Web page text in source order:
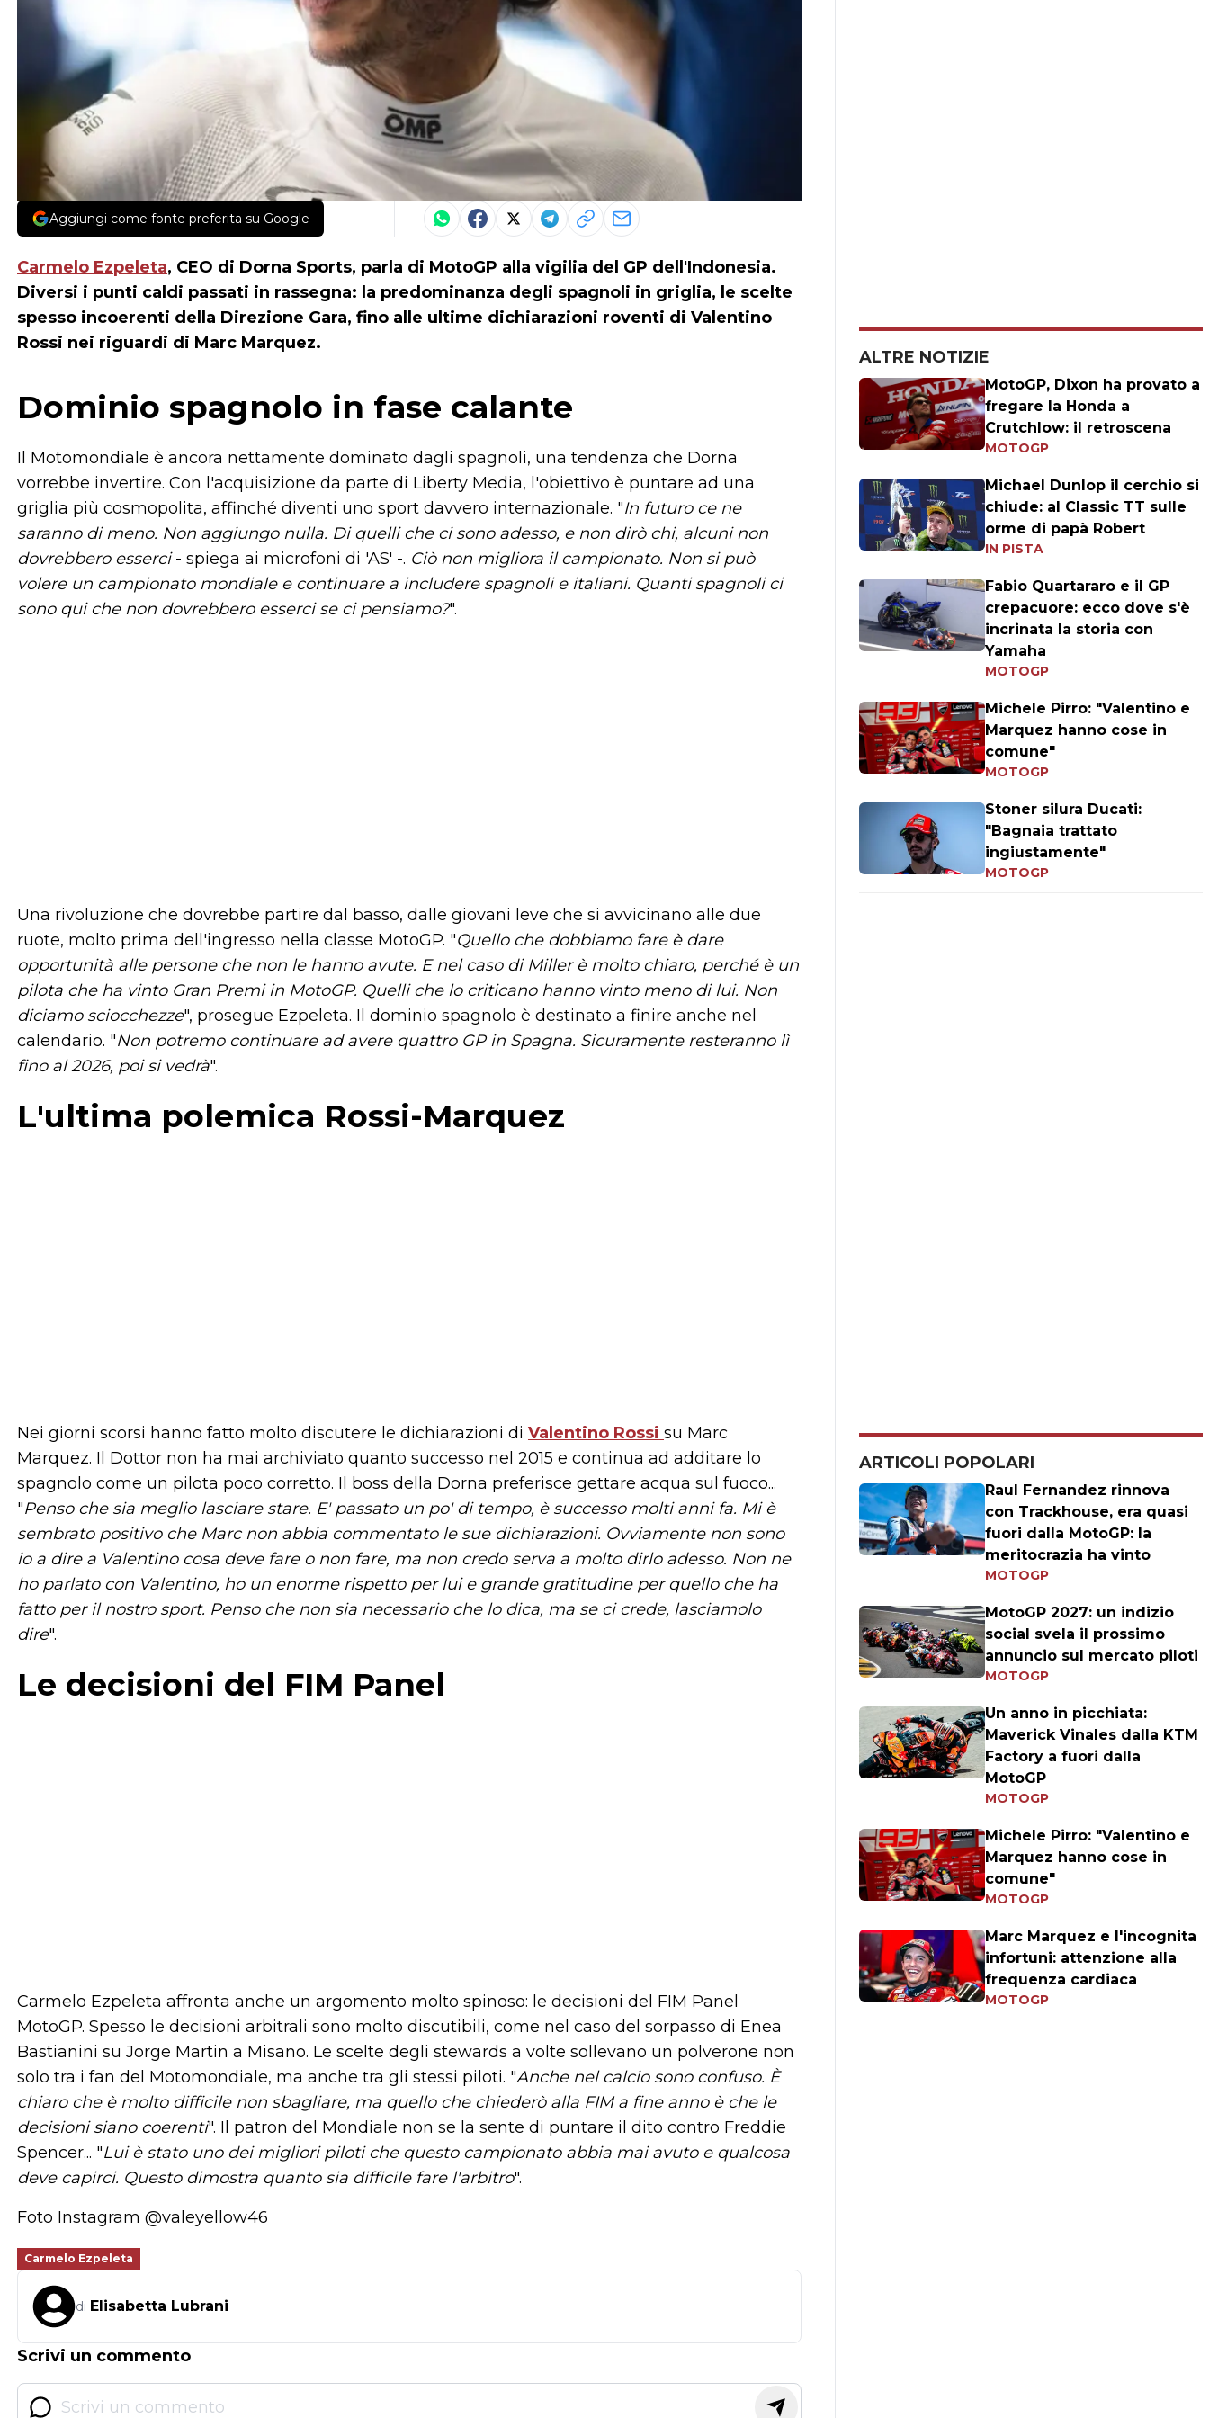
Aggiungi come fonte preferita su Google
Carmelo Ezpeleta, CEO di Dorna Sports, parla di MotoGP alla vigilia del GP dell'Indonesia.
Diversi i punti caldi passati in rassegna: la predominanza degli spagnoli in griglia, le scelte
spesso incoerenti della Direzione Gara, fino alle ultime dichiarazioni roventi di Valentino
Rossi nei riguardi di Marc Marquez.
Dominio spagnolo in fase calante
Il Motomondiale è ancora nettamente dominato dagli spagnoli, una tendenza che Dorna
vorrebbe invertire. Con l'acquisizione da parte di Liberty Media, l'obiettivo è puntare ad una
griglia più cosmopolita, affinché diventi uno sport davvero internazionale. "In futuro ce ne
saranno di meno. Non aggiungo nulla. Di quelli che ci sono adesso, e non dirò chi, alcuni non
dovrebbero esserci- spiega ai microfoni di 'AS' -. Ciò non migliora il campionato. Non si può
volere un campionato mondiale e continuare a includere spagnoli e italiani. Quanti spagnoli ci
sono qui che non dovrebbero esserci se ci pensiamo?".
Una rivoluzione che dovrebbe partire dal basso, dalle giovani leve che si avvicinano alle due
ruote, molto prima dell'ingresso nella classe MotoGP. "Quello che dobbiamo fare è dare
opportunità alle persone che non le hanno avute. E nel caso di Miller è molto chiaro, perché è un
pilota che ha vinto Gran Premi in MotoGP. Quelli che lo criticano hanno vinto meno di lui. Non
diciamo sciocchezze", prosegue Ezpeleta. Il dominio spagnolo è destinato a finire anche nel
calendario. "Non potremo continuare ad avere quattro GP in Spagna. Sicuramente resteranno lì
fino al 2026, poi si vedrà".
L'ultima polemica Rossi-Marquez
Nei giorni scorsi hanno fatto molto discutere le dichiarazioni di Valentino Rossi su Marc
Marquez. Il Dottor non ha mai archiviato quanto successo nel 2015 e continua ad additare lo
spagnolo come un pilota poco corretto. Il boss della Dorna preferisce gettare acqua sul fuoco...
"Penso che sia meglio lasciare stare. E' passato un po' di tempo, è successo molti anni fa. Mi è
sembrato positivo che Marc non abbia commentato le sue dichiarazioni. Ovviamente non sono
io a dire a Valentino cosa deve fare o non fare, ma non credo serva a molto dirlo adesso. Non ne
ho parlato con Valentino, ho un enorme rispetto per lui e grande gratitudine per quello che ha
fatto per il nostro sport. Penso che non sia necessario che lo dica, ma se ci crede, lasciamolo
dire".
Le decisioni del FIM Panel
Carmelo Ezpeleta affronta anche un argomento molto spinoso: le decisioni del FIM Panel
MotoGP. Spesso le decisioni arbitrali sono molto discutibili, come nel caso del sorpasso di Enea
Bastianini su Jorge Martin a Misano. Le scelte degli stewards a volte sollevano un polverone non
solo tra i fan del Motomondiale, ma anche tra gli stessi piloti. "Anche nel calcio sono confuso. È
chiaro che è molto difficile non sbagliare, ma quello che chiederò alla FIM a fine anno è che le
decisioni siano coerenti". Il patron del Mondiale non se la sente di puntare il dito contro Freddie
Spencer... "Lui è stato uno dei migliori piloti che questo campionato abbia mai avuto e qualcosa
deve capirci. Questo dimostra quanto sia difficile fare l'arbitro".
Foto Instagram @valeyellow46
Carmelo Ezpeleta
di Elisabetta Lubrani
Scrivi un commento
ALTRE NOTIZIE
MotoGP, Dixon ha provato a
fregare la Honda a
Crutchlow: il retroscena
MOTOGP
Michael Dunlop il cerchio si
chiude: al Classic TT sulle
orme di papà Robert
IN PISTA
Fabio Quartararo e il GP
crepacuore: ecco dove s'è
incrinata la storia con
Yamaha
MOTOGP
Michele Pirro: "Valentino e
Marquez hanno cose in
comune"
MOTOGP
Stoner silura Ducati:
"Bagnaia trattato
ingiustamente"
MOTOGP
ARTICOLI POPOLARI
Raul Fernandez rinnova
con Trackhouse, era quasi
fuori dalla MotoGP: la
meritocrazia ha vinto
MOTOGP
MotoGP 2027: un indizio
social svela il prossimo
annuncio sul mercato piloti
MOTOGP
Un anno in picchiata:
Maverick Vinales dalla KTM
Factory a fuori dalla
MotoGP
MOTOGP
Michele Pirro: "Valentino e
Marquez hanno cose in
comune"
MOTOGP
Marc Marquez e l'incognita
infortuni: attenzione alla
frequenza cardiaca
MOTOGP